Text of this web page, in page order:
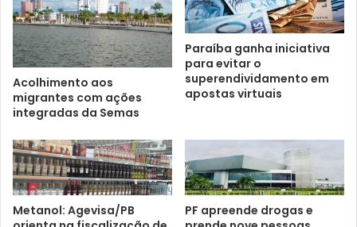
Acolhimento aos
migrantes com ações
integradas da Semas
Paraíba ganha iniciativa
para evitar o
superendividamento em
apostas virtuais
Metanol: Agevisa/PB
PF apreende drogas e